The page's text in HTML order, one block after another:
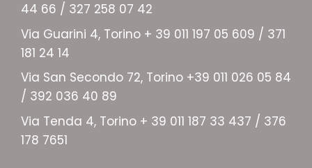
44 66 / 327 258 07 42
Via Guarini 4, Torino + 39 011 197 05 609 / 371
181 24 14
Via San Secondo 72, Torino +39 011 026 05 84
/ 392 036 40 89
Via Tenda 4, Torino + 39 011 187 33 437 / 376
178 7651